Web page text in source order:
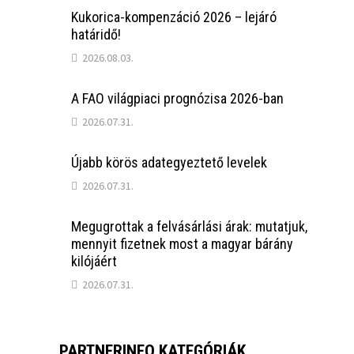
Kukorica-kompenzáció 2026 – lejáró
határidő!
2026.08.03.
A FAO világpiaci prognózisa 2026-ban
2026.07.31.
Újabb körös adategyeztető levelek
2026.07.31.
Megugrottak a felvásárlási árak: mutatjuk,
mennyit fizetnek most a magyar bárány
kilójáért
2026.07.31.